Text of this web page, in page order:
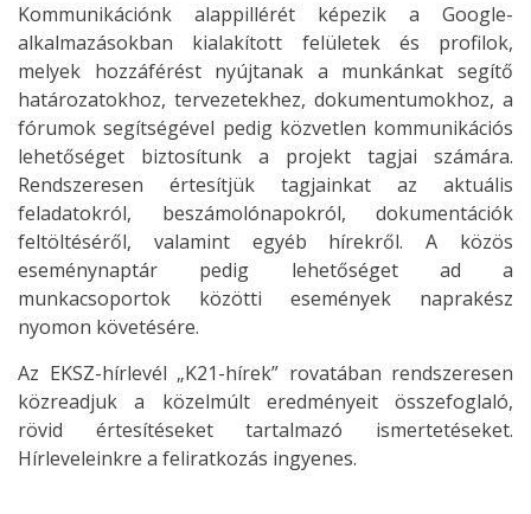
Kommunikációnk alappillérét képezik a Google-
alkalmazásokban kialakított felületek és profilok,
melyek hozzáférést nyújtanak a munkánkat segítő
határozatokhoz, tervezetekhez, dokumentumokhoz, a
fórumok segítségével pedig közvetlen kommunikációs
lehetőséget biztosítunk a projekt tagjai számára.
Rendszeresen értesítjük tagjainkat az aktuális
feladatokról, beszámolónapokról, dokumentációk
feltöltéséről, valamint egyéb hírekről. A közös
eseménynaptár pedig lehetőséget ad a
munkacsoportok közötti események naprakész
nyomon követésére.
Az EKSZ-hírlevél „K21-hírek” rovatában rendszeresen
közreadjuk a közelmúlt eredményeit összefoglaló,
rövid értesítéseket tartalmazó ismertetéseket.
Hírleveleinkre a feliratkozás ingyenes.